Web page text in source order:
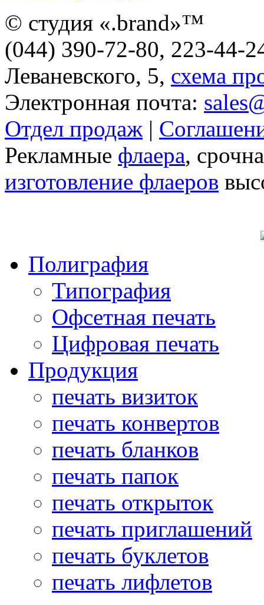
© студия «.brand»™
(044) 390-72-80, 223-44-
Леваневского, 5, схема
Электронная почта:
Отдел продаж |
Рекламные флаера,
изготовление флаеров
Полиграфия
Типография
Офсетная печать
Цифровая печать
Продукция
печать визиток
печать конвертов
печать бланков
печать папок
печать открыток
печать приглашений
печать буклетов
печать лифлетов